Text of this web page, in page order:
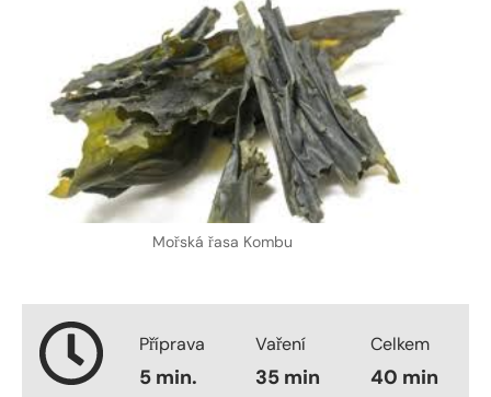
Mořská řasa Kombu
Příprava
5 min.
Vaření
35 min
Celkem
40 min